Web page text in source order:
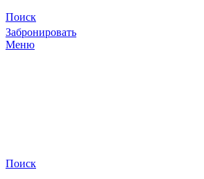
Поиск
Забронировать
Меню
Поиск